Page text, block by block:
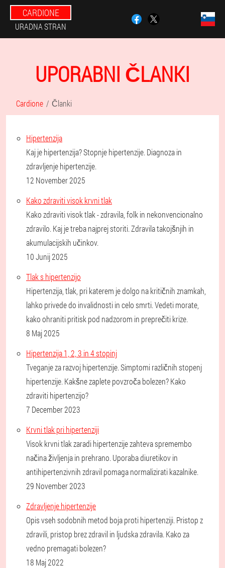
CARDIONE
URADNA STRAN
UPORABNI ČLANKI
Cardione Članki
Hipertenzija
Kaj je hipertenzija? Stopnje hipertenzije. Diagnoza in
zdravljenje hipertenzije.
12 November 2025
Kako zdraviti visok krvni tlak
Kako zdraviti visok tlak - zdravila, folk in nekonvencionalno
zdravilo. Kaj je treba najprej storiti. Zdravila takojšnjih in
akumulacijskih učinkov.
10 Junij 2025
Tlak s hipertenzijo
Hipertenzija, tlak, pri katerem je dolgo na kritičnih znamkah,
lahko privede do invalidnosti in celo smrti. Vedeti morate,
kako ohraniti pritisk pod nadzorom in preprečiti krize.
8 Maj 2025
Hipertenzija 1, 2, 3 in 4 stopinj
Tveganje za razvoj hipertenzije. Simptomi različnih stopenj
hipertenzije. Kakšne zaplete povzroča bolezen? Kako
zdraviti hipertenzijo?
7 December 2023
Krvni tlak pri hipertenziji
Visok krvni tlak zaradi hipertenzije zahteva spremembo
načina življenja in prehrano. Uporaba diuretikov in
antihipertenzivnih zdravil pomaga normalizirati kazalnike.
29 November 2023
Zdravljenje hipertenzije
Opis vseh sodobnih metod boja proti hipertenziji. Pristop z
zdravili, pristop brez zdravil in ljudska zdravila. Kako za
vedno premagati bolezen?
18 Maj 2022